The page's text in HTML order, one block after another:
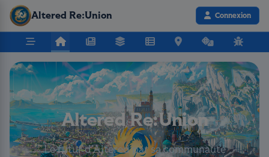
Altered Re:Union Connexion
Altered Re:Union
Le futur d’Altered par sa communauté